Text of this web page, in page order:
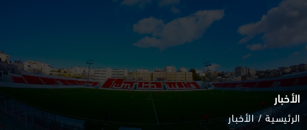
الأخبار
الرئيسية الأخبار